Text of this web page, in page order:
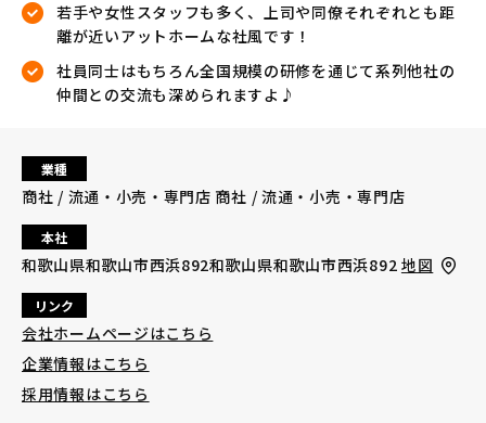
若手や女性スタッフも多く、上司や同僚それぞれとも距
離が近いアットホームな社風です！
社員同士はもちろん全国規模の研修を通じて系列他社の
仲間との交流も深められますよ♪
業種
商社 / 流通・小売・専門店 商社 / 流通・小売・専門店
本社
和歌山県和歌山市西浜892和歌山県和歌山市西浜892 地図
リンク
会社ホームページはこちら
企業情報はこちら
採用情報はこちら